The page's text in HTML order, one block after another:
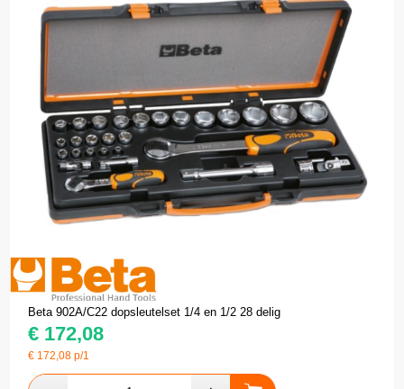
Beta 902A/C22 dopsleutelset 1/4 en 1/2 28 delig
€ 172,08
€ 172,08 p/1